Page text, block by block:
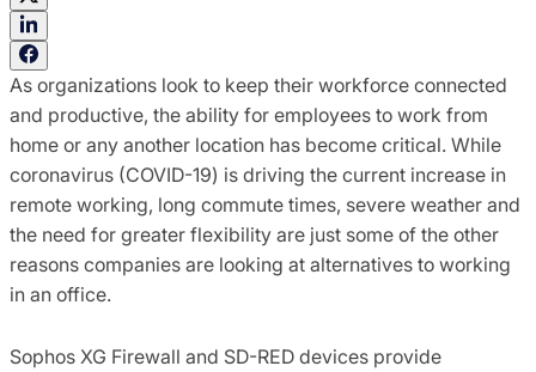
As organizations look to keep their workforce connected
and productive, the ability for employees to work from
home or any another location has become critical. While
coronavirus (COVID-19) is driving the current increase in
remote working, long commute times, severe weather and
the need for greater flexibility are just some of the other
reasons companies are looking at alternatives to working
in an office.
Sophos XG Firewall and SD-RED devices provide